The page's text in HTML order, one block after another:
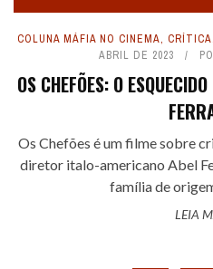
COLUNA MÁFIA NO CINEMA, CRÍTICA,
ABRIL DE 2023
OS CHEFÕES: O
Os Chefões é um filme sobre
diretor italo-americano Abel
família de
LEIA